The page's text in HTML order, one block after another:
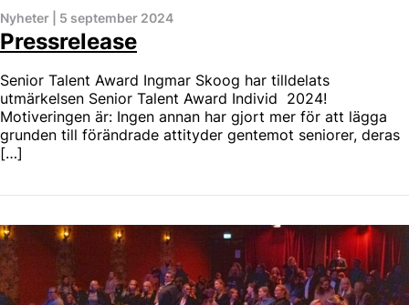
Nyheter 5 september 2024
Pressrelease
Senior Talent Award Ingmar Skoog har tilldelats
utmärkelsen Senior Talent Award Individ 2024!
Motiveringen är: Ingen annan har gjort mer för att lägga
grunden till förändrade attityder gentemot seniorer, deras
[…]